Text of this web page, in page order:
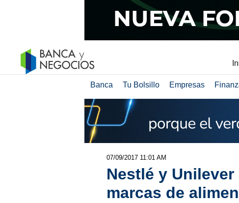
Banca Tu Bolsillo Empresas
07/09/2017 11:01 AM
Nestlé y
marcas de